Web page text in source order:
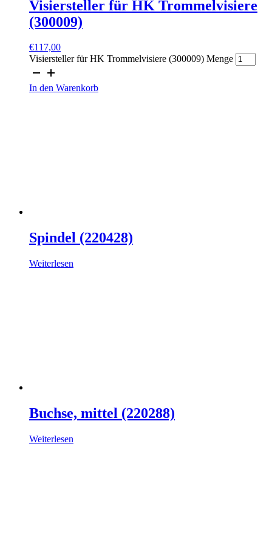
Visiersteller für HK Trommelvisiere
(300009)
€117,00
Visiersteller für HK Trommelvisiere (300009) Menge
In den Warenkorb
Spindel (220428)
Weiterlesen
Buchse, mittel (220288)
Weiterlesen